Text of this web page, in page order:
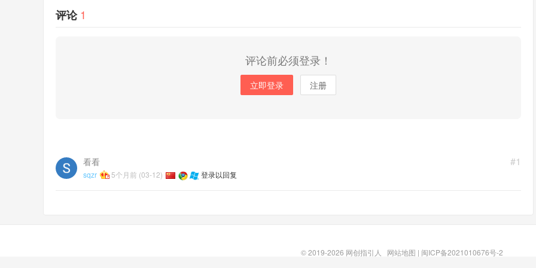
评论 1
评论前必须登录！
立即登录 注册
#1
看看
sqzr 5个月前 (03-12) 登录以回复
© 2019-2026 网创指引人 网站地图 | 闽ICP备2021010676号-2